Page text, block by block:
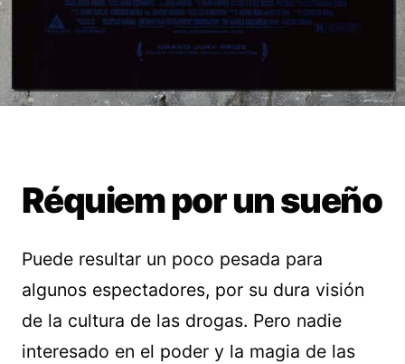
Réquiem por un sueño
Puede resultar un poco pesada para
algunos espectadores, por su dura visión
de la cultura de las drogas. Pero nadie
interesado en el poder y la magia de las